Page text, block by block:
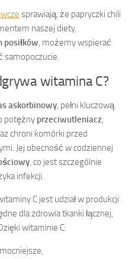
sprawiają, że papryczki chili
naszej diety.
posiłków, możemy wspierać
samopoczucie.
witamina C?
askorbinowy, pełni kluczową
potężny przeciwutleniacz,
chroni komórki przed
Jej obecność w codziennej
, co jest szczególnie
infekcji.
C jest udział w produkcji
dla zdrowia tkanki łącznej,
witaminie C: